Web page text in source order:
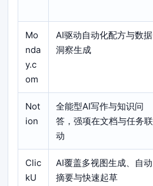
Mo
nda
y.c
om
AI驱动自动化配方与数据
洞察生成
Not
ion
全能型AI写作与知识问
答，强项在文档与任务联
动
Clic
kU
AI覆盖多视图生成、自动
摘要与快速起草